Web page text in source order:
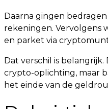
Daarna gingen
rekeningen. Vervolgens
en parket via
Dat verschil is belangrijk.
crypto-oplichting, maar
het einde van de